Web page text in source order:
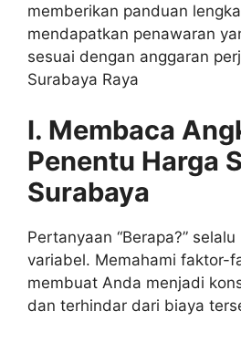
memberikan panduan
mendapatkan penawaran
sesuai dengan anggaran
Surabaya Raya
I. Membaca
Penentu Harga
Surabaya
Pertanyaan “Berapa?”
variabel. Memahami faktor-
membuat Anda menjadi
dan terhindar dari biaya